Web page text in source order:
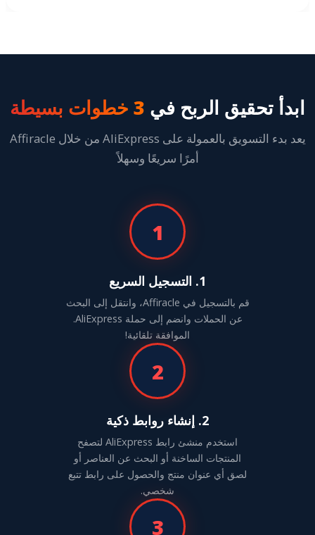
ابدأ تحقيق الربح في 3 خطوات بسيطة
يعد بدء التسويق بالعمولة على AliExpress من خلال Affiracle
أمرًا سريعًا وسهلاً
1
1. التسجيل السريع
قم بالتسجيل في Affiracle، وانتقل إلى البحث
عن الحملات وانضم إلى حملة AliExpress.
الموافقة تلقائية!
2
2. إنشاء روابط ذكية
استخدم منشئ رابط AliExpress لتصفح
المنتجات الساخنة أو البحث عن العناصر أو
لصق أي عنوان منتج والحصول على رابط تتبع
شخصي.
3